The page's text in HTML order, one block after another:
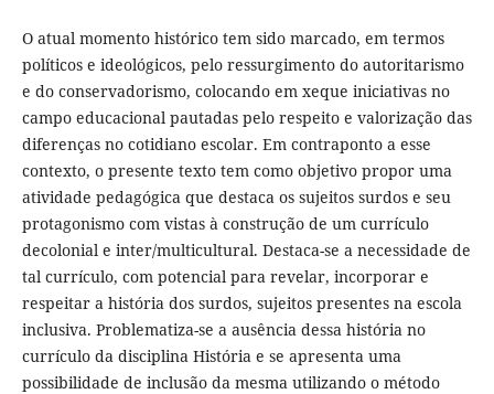
O atual momento histórico tem sido marcado, em termos
políticos e ideológicos, pelo ressurgimento do autoritarismo
e do conservadorismo, colocando em xeque iniciativas no
campo educacional pautadas pelo respeito e valorização das
diferenças no cotidiano escolar. Em contraponto a esse
contexto, o presente texto tem como objetivo propor uma
atividade pedagógica que destaca os sujeitos surdos e seu
protagonismo com vistas à construção de um currículo
decolonial e inter/multicultural. Destaca-se a necessidade de
tal currículo, com potencial para revelar, incorporar e
respeitar a história dos surdos, sujeitos presentes na escola
inclusiva. Problematiza-se a ausência dessa história no
currículo da disciplina História e se apresenta uma
possibilidade de inclusão da mesma utilizando o método